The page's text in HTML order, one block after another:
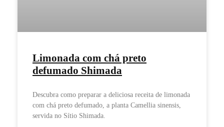
Limonada com chá preto
defumado Shimada
Descubra como preparar a deliciosa receita de limonada
com chá preto defumado, a planta Camellia sinensis,
servida no Sítio Shimada.